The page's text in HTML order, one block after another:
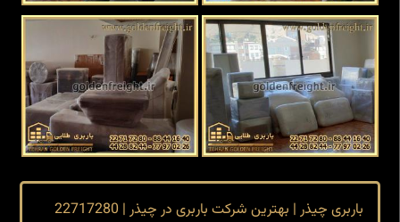
باربری چیذر | بهترین شرکت باربری در چیذر | 22717280